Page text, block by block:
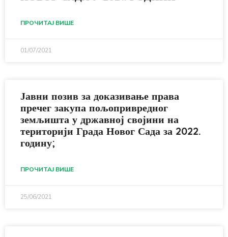
ПРОЧИТАЈ ВИШЕ
01/07/2021
Јавни позив за доказивање права
пречег закупа пољопривредног
земљишта у државној својини на
територији Града Новог Сада за 2022.
годину;
ПРОЧИТАЈ ВИШЕ
25/06/2021